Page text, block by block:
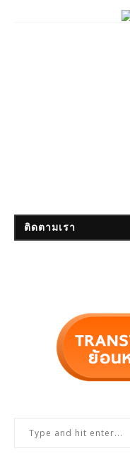
ติดตามเรา